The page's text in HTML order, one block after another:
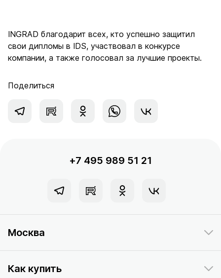
INGRAD благодарит всех, кто успешно защитил
свои дипломы в IDS, участвовал в конкурсе
компании, а также голосовал за лучшие проекты.
Поделиться
+7 495 989 51 21
Москва
Как купить